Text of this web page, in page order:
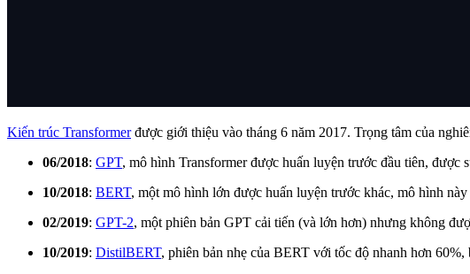
Kiến trúc Transformerđược giới thiệu vào tháng 6 năm 2017. Trọng tâm của
06/2018: GPT, mô hình Transformer được huấn luyện trước đầu tiên, được
10/2018: BERT, một mô hình lớn được huấn luyện trước khác, mô hình
02/2019: GPT-2, một phiên bản GPT cải tiến (và lớn hơn) nhưng không
10/2019: DistilBERT, phiên bản nhẹ của BERT với tốc độ nhanh hơn